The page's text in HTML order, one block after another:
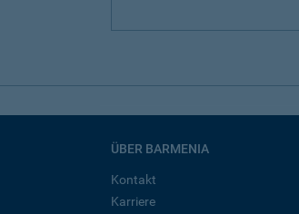
ÜBER BARMENIA
Kontakt
Karriere